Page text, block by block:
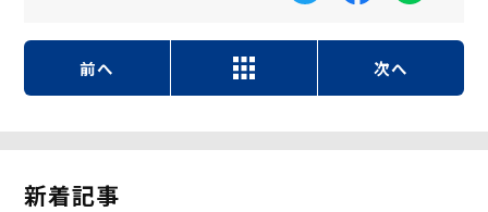
前へ 次へ
新着記事